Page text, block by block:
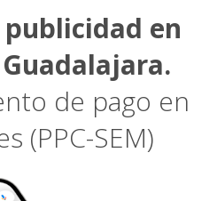
en
de pago en
(PPC-SEM)